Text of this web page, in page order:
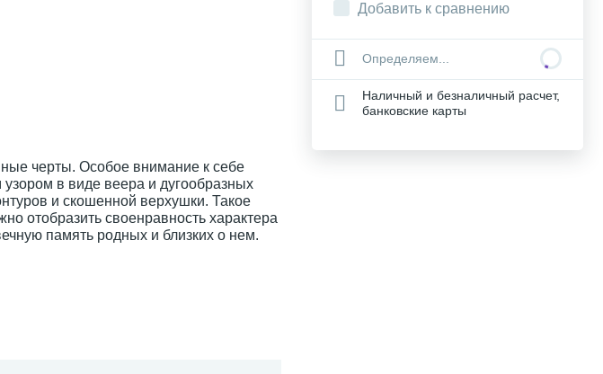
черты. Особое внимание к себе
в виде веера и дугообразных
и скошенной верхушки. Такое
отобразить своенравность характера
память родных и близких о нем.
Добавить к сравнению
Определяем...
Наличный и безналичный расчет,
банковские карты